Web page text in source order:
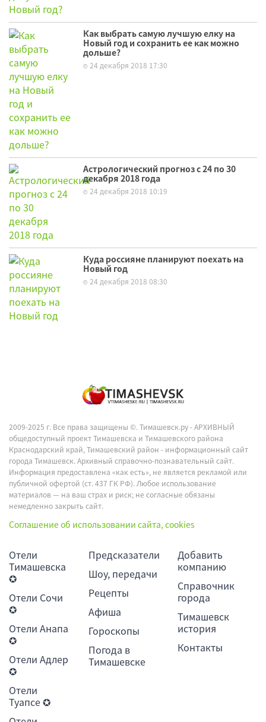
Как выбрать самую лучшую елку на
Новый год и сохранить ее как можно
дольше?
24 декабря 2018 17:30
Астрологический прогноз с 24 по 30
декабря 2018 года
24 декабря 2018 10:19
Куда россияне планируют поехать на
Новый год
24 декабря 2018 08:30
2009-2025 г. Все права защищены ©.Тимашевск.ру - АРХИВНЫЙ
общедоступный проект Тимашевска и Тимашевского района
Краснодарский край, Тимашевский район - информационный сайт
города Тимашевск. Архивный справочно-познавательный сайт.
Информация предоставлена «как есть», не является рекламой или
публичной офертой (ст. 437 ГК РФ). Любое использование
материалов — на ваш страх и риск; не согласные обязаны
немедленно закрыть сайт.
Соглашение об использовании сайта, cookies
Отели
Тимашевска
✪
Отели Сочи
✪
Отели Анапа
✪
Отели Адлер
✪
Отели
Туапсе ✪
Предсказатели
Шоу, передачи
Рецепты
Афиша
Гороскопы
Погода в
Тимашевске
Добавить
компанию
Справочник
города
Тимашевск
история
Контакты